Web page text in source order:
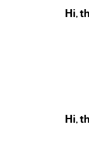
Hi,
Hi,